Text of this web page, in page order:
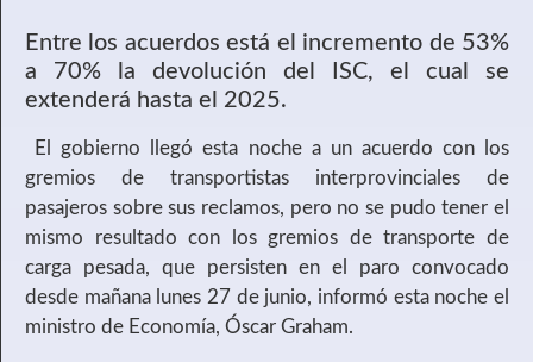
Entre los acuerdos está el incremento de 53%
a 70% la devolución del ISC, el cual se
extenderá hasta el 2025.
El gobierno llegó esta noche a un acuerdo con los
gremios de transportistas interprovinciales de
pasajeros sobre sus reclamos, pero no se pudo tener el
mismo resultado con los gremios de transporte de
carga pesada, que persisten en el paro convocado
desde mañana lunes 27 de junio, informó esta noche el
ministro de Economía, Óscar Graham.